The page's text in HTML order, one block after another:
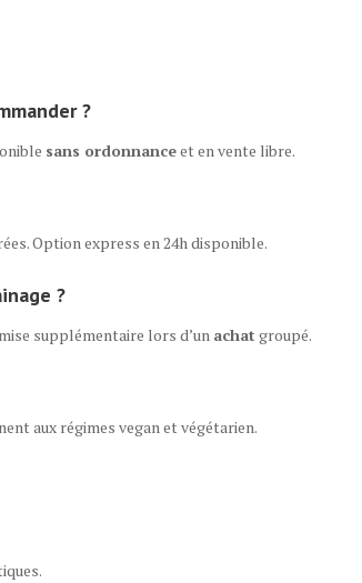
?
sans ordonnanceet en vente libre.
Option express en 24h disponible.
?
supplémentaire lors d’un achat groupé.
aux régimes vegan et végétarien.